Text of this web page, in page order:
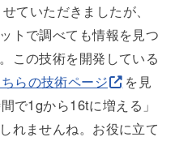
ていただきましたが、
トで調べても情報を見つ
この技術を開発している
らの技術ページ
を見
で1gから16tに増える」
れませんね。お役に立て